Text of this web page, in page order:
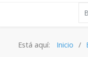
Está aquí: Inicio